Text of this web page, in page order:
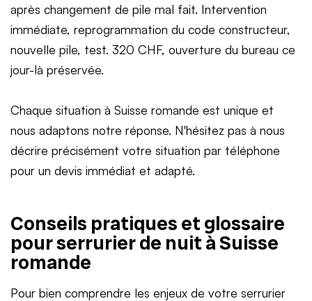
après changement de pile mal fait. Intervention
immédiate, reprogrammation du code constructeur,
nouvelle pile, test. 320 CHF, ouverture du bureau ce
jour-là préservée.
Chaque situation à Suisse romande est unique et
nous adaptons notre réponse. N'hésitez pas à nous
décrire précisément votre situation par téléphone
pour un devis immédiat et adapté.
Conseils pratiques et glossaire
pour serrurier de nuit à Suisse
romande
Pour bien comprendre les enjeux de votre serrurier